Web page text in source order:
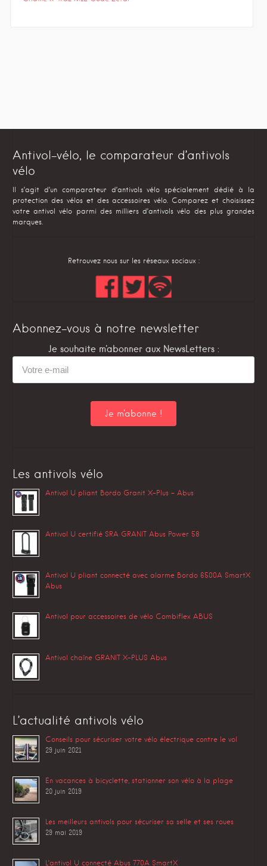
Antivol-vélo, le comparateur d’antivols
vélo
Il s’agit d’un comparateur d’antivols vélo spécialement dédié à la
protection des vélos et des accessoires vélo. Comparez et choisissez
votre antivol vélo parmi des milliers d’antivols vélo des plus grandes
marques.
Retrouvez nous sur les réseaux sociaux :
Abonnez-vous à notre newsletter
Je souhaite m'abonner aux NewsLetters :
Les antivols vélo
Antivol U pliant Bordo Granit X-Plus – Abus
Antivol U certifié SRA GRANIT Abus Power 58
Antivol U pliant connecté avec alarme Bordo 6500A SmartX
Abus
Antivol pour accessoires de vélo Combiflex ABUS
Antivol chaîne GRANIT X-PLUS Abus
L’actualité antivols vélo
Conseils pour sécuriser votre vélo électrique contre le vol
29 juin 2021
En vacances à bicyclette, stationner son vélo à la plage
20 juin 2019
Les meilleurs antivols pour sécuriser sa selle et ses roues
29 mai 2019
L’antivol U connecté Abus 770A SmartX